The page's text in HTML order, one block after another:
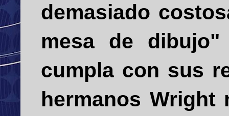
demasiado
mesa de
cumpla con sus
hermanos